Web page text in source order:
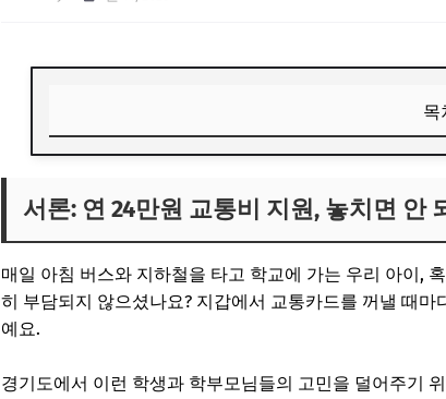
목
누가, 얼마나 받을 수 있나요? 지원 대상 및 내용
어떤 교통수단을 이용했을 때 지원되나요?
신청 전 필수 준비물 체크리스트
서론: 연 24만원 교통비 지원, 놓치면 안
매일 아침 버스와 지하철을 타고 학교에 가는 우리 아이,
히 부담되지 않으셨나요? 지갑에서 교통카드를 꺼낼 때
예요.
경기도에서 이런 학생과 학부모님들의 고민을 덜어주기